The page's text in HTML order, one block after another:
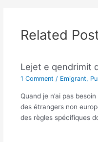
Related
Lejet e qendrimit
1 Comment / Emigrant,
Quand je n’ai pas
des étrangers non
des règles spécifiques